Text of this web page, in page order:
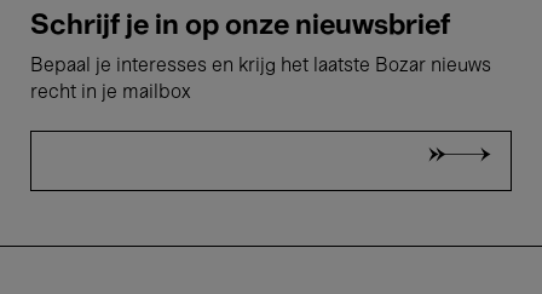
Schrijf je in op onze nieuwsbrief
Bepaal je interesses en krijg het laatste Bozar nieuws
recht in je mailbox